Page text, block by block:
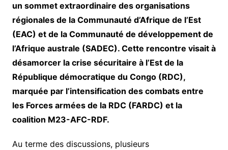
un sommet extraordinaire des organisations
régionales de la Communauté d’Afrique de l’Est
(EAC) et de la Communauté de développement de
l’Afrique australe (SADEC). Cette rencontre visait à
désamorcer la crise sécuritaire à l’Est de la
République démocratique du Congo (RDC),
marquée par l’intensification des combats entre
les Forces armées de la RDC (FARDC) et la
coalition M23-AFC-RDF.
Au terme des discussions, plusieurs